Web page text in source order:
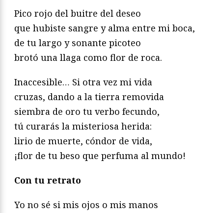
Pico rojo del buitre del deseo
que hubiste sangre y alma entre mi boca,
de tu largo y sonante picoteo
brotó una llaga como flor de roca.
Inaccesible… Si otra vez mi vida
cruzas, dando a la tierra removida
siembra de oro tu verbo fecundo,
tú curarás la misteriosa herida:
lirio de muerte, cóndor de vida,
¡flor de tu beso que perfuma al mundo!
Con tu retrato
Yo no sé si mis ojos o mis manos